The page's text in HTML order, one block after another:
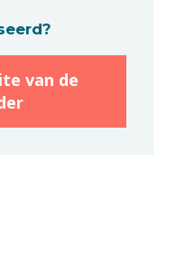
van de